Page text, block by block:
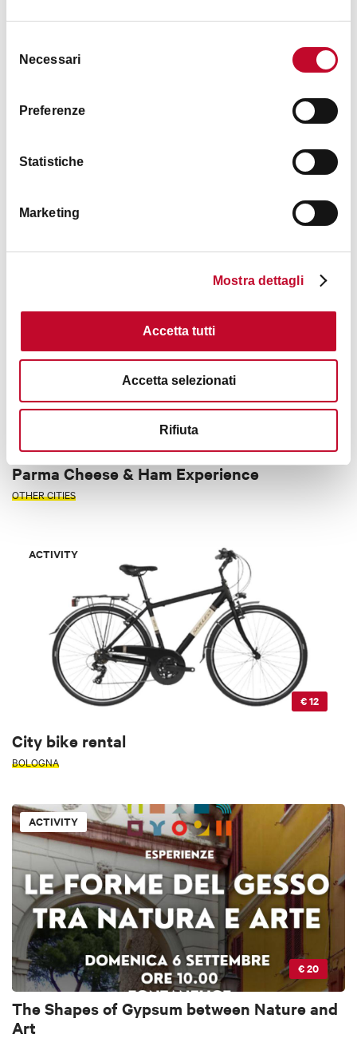
delNecessari
Preferenze
Statistiche
Marketing
Mostra dettagli
Accetta tutti
Accetta selezionati
Rifiuta
€ 20
Imola, City of Madmen
Parma Cheese & Ham Experience
OTHER CITIES
ACTIVITY
€ 12
City bike rental
BOLOGNA
ACTIVITY
€ 20
The Shapes of Gypsum between Nature and
Art